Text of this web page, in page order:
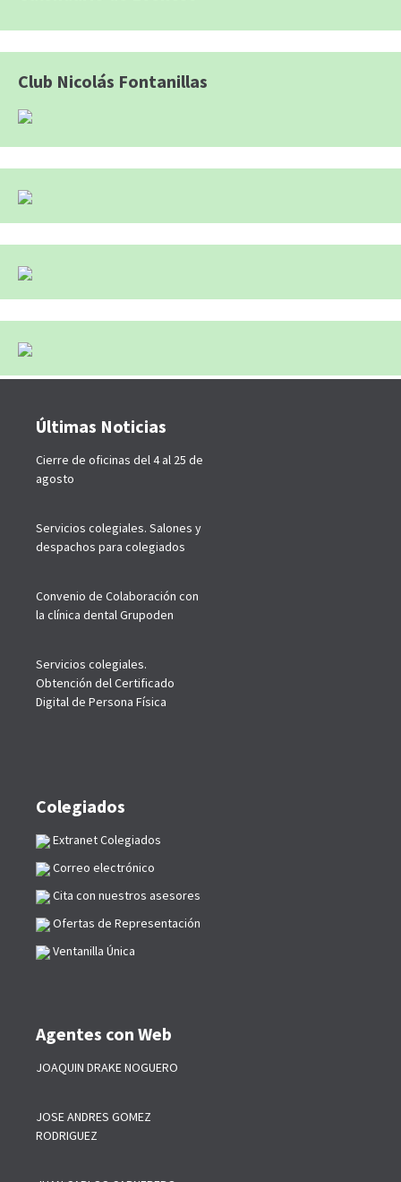
Club Nicolás Fontanillas
Últimas Noticias
Cierre de oficinas del 4 al 25 de
agosto
Servicios colegiales. Salones y
despachos para colegiados
Convenio de Colaboración con
la clínica dental Grupoden
Servicios colegiales.
Obtención del Certificado
Digital de Persona Física
Colegiados
Extranet Colegiados
Correo electrónico
Cita con nuestros asesores
Ofertas de Representación
Ventanilla Única
Agentes con Web
JOAQUIN DRAKE NOGUERO
JOSE ANDRES GOMEZ
RODRIGUEZ